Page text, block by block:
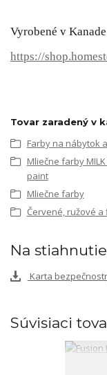
Vyrobené v
https://
Tovar zaradený v
Farby na nábytok
Mliečne farby MILK
paint
Mliečne farby
Červené, ružové a
Na stiahnutie
Karta
Súvisiaci